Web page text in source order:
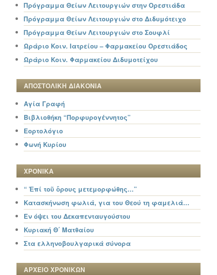
Πρόγραμμα Θείων Λειτουργιών στην Ορεστιάδα
Πρόγραμμα Θείων Λειτουργιών στο Διδυμότειχο
Πρόγραμμα Θείων Λειτουργιών στο Σουφλί
Ωράριο Κοιν. Ιατρείου – Φαρμακείου Ορεστιάδος
Ωράριο Κοιν. Φαρμακείου Διδυμοτείχου
ΑΠΟΣΤΟΛΙΚΗ ΔΙΑΚΟΝΙΑ
Αγία Γραφή
Βιβλιοθήκη “Πορφυρογέννητος”
Εορτολόγιο
Φωνή Κυρίου
ΧΡΟΝΙΚΑ
“ Ἐπί τοῦ ὄρους μετεμορφώθης…”
Κατασκήνωση φωλιά, για του Θεού τη φαμελιά…
Εν όψει του Δεκαπενταυγούστου
Κυριακή Θ΄ Ματθαίου
Στα ελληνοβουλγαρικά σύνορα
ΑΡΧΕΙΟ ΧΡΟΝΙΚΩΝ